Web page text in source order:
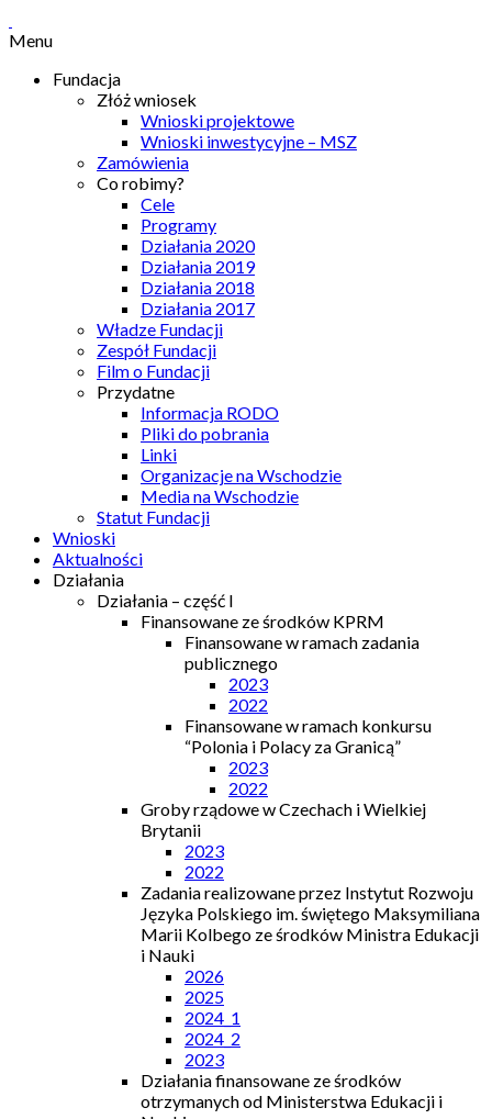
Menu
Fundacja
Złóż wniosek
Wnioski projektowe
Wnioski inwestycyjne – MSZ
Zamówienia
Co robimy?
Cele
Programy
Działania 2020
Działania 2019
Działania 2018
Działania 2017
Władze Fundacji
Zespół Fundacji
Film o Fundacji
Przydatne
Informacja RODO
Pliki do pobrania
Linki
Organizacje na Wschodzie
Media na Wschodzie
Statut Fundacji
Wnioski
Aktualności
Działania
Działania – część I
Finansowane ze środków KPRM
Finansowane w ramach zadania
publicznego
2023
2022
Finansowane w ramach konkursu
“Polonia i Polacy za Granicą”
2023
2022
Groby rządowe w Czechach i Wielkiej
Brytanii
2023
2022
Zadania realizowane przez Instytut Rozwoju
Języka Polskiego im. świętego Maksymiliana
Marii Kolbego ze środków Ministra Edukacji
i Nauki
2026
2025
2024_1
2024_2
2023
Działania finansowane ze środków
otrzymanych od Ministerstwa Edukacji i